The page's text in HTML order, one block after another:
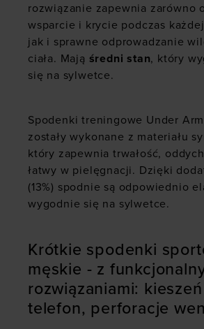
rozwiązanie zapewnia zarówno
wsparcie i krycie podczas
jak i sprawne odprowadzanie
ciała. Mają średni stan, który
się na sylwetce.
Spodenki treningowe Under
zostały wykonane z materiału
który zapewnia trwałość,
łatwy w pielęgnacji. Dzięki
(13%) spodnie są odpowiednio
wygodnie się na sylwetce.
Krótkie spodenki
męskie - z
rozwiązaniami:
telefon, perforacje